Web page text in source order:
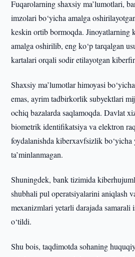
Fuqarolarning shaxsiy ma’lumotlari,
imzolari bo‘yicha amalga
keskin ortib bormoqda. Jinoyatlarning
amalga oshirilib, eng ko‘p tarqalgan
kartalari orqali sodir etilayotgan
Shaxsiy ma’lumotlar himoyasi
emas, ayrim tadbirkorlik subyektlari
ochiq bazalarda saqlamoqda. Davlat
biometrik identifikatsiya va elektron
foydalanishda kiberxavfsizlik
ta’minlanmagan.
Shuningdek, bank tizimida
shubhali pul operatsiyalarini aniqlash
mexanizmlari yetarli darajada samarali
o‘tildi.
Shu bois, taqdimotda sohaning